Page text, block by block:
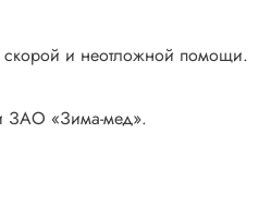
скорой и неотложной помощи.
ЗАО «Зима-мед».